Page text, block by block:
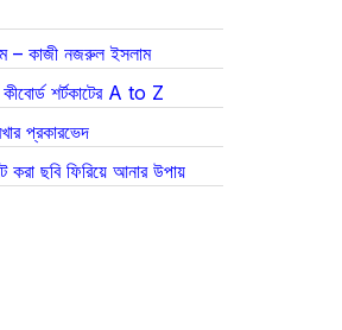
– কাজী নজরুল ইসলাম
শর্টকাটের A to Z
প্রকারভেদ
করা ছবি ফিরিয়ে আনার উপায়